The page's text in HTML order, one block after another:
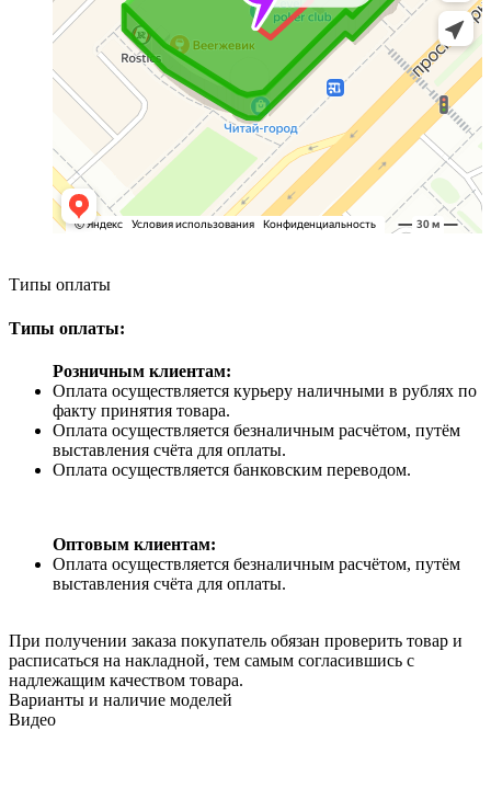
Типы оплаты
Типы оплаты:
Розничным клиентам:
Оплата осуществляется курьеру наличными в рублях по
факту принятия товара.
Оплата осуществляется безналичным расчётом, путём
выставления счёта для оплаты.
Оплата осуществляется банковским переводом.
Оптовым клиентам:
Оплата осуществляется безналичным расчётом, путём
выставления счёта для оплаты.
При получении заказа покупатель обязан проверить товар и
расписаться на накладной, тем самым согласившись с
надлежащим качеством товара.
Варианты и наличие моделей
Видео